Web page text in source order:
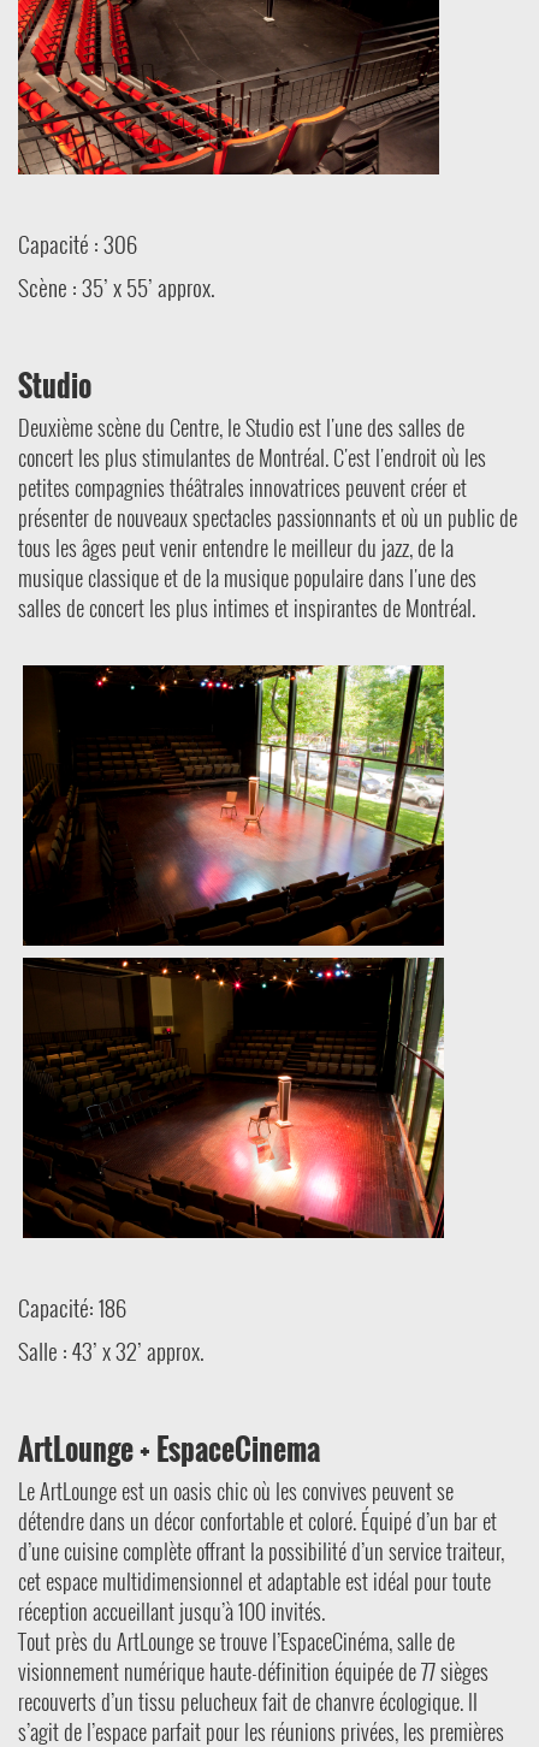
Capacité : 306
Scène : 35’ x 55’ approx.
Studio
Deuxième scène du Centre, le Studio est l'une des salles de
concert les plus stimulantes de Montréal. C'est l'endroit où les
petites compagnies théâtrales innovatrices peuvent créer et
présenter de nouveaux spectacles passionnants et où un public de
tous les âges peut venir entendre le meilleur du jazz, de la
musique classique et de la musique populaire dans l'une des
salles de concert les plus intimes et inspirantes de Montréal.
Capacité: 186
Salle : 43’ x 32’ approx.
ArtLounge + EspaceCinema
Le ArtLounge est un oasis chic où les convives peuvent se
détendre dans un décor confortable et coloré. Équipé d’un bar et
d’une cuisine complète offrant la possibilité d’un service traiteur,
cet espace multidimensionnel et adaptable est idéal pour toute
réception accueillant jusqu’à 100 invités.
Tout près du ArtLounge se trouve l’EspaceCinéma, salle de
visionnement numérique haute-définition équipée de 77 sièges
recouverts d’un tissu pelucheux fait de chanvre écologique. Il
s’agit de l’espace parfait pour les réunions privées, les premières